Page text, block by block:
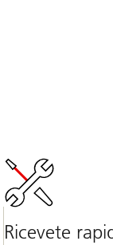
Ricevete